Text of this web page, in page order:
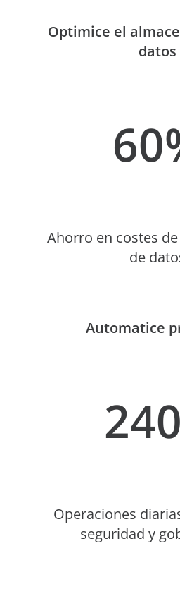
Optimice el
datos
Ahorro en costes
de
Automatice
Operaciones
seguridad y